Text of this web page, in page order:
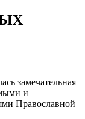
замечательная
и
Православной